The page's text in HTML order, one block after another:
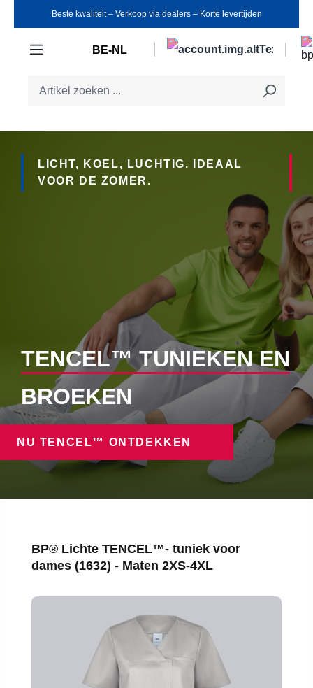
Ga naar de hoofdinhoud
Beste kwaliteit ‒ Verkoop via dealers ‒ Korte levertijden
BE-NL
LICHT, KOEL, LUCHTIG. IDEAAL
VOOR DE ZOMER.
TENCEL™ TUNIEKEN EN
BROEKEN
NU TENCEL™ ONTDEKKEN
Productgalerij overslaan
BP® Lichte TENCEL™- tuniek voor
dames (1632) - Maten 2XS-4XL